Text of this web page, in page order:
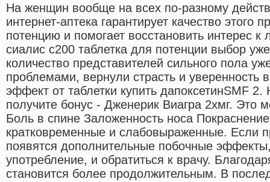
На женщин вообще на всех по-разному
интернет-аптека гарантирует качество этого
потенцию и помогает восстановить интерес к
сиалис с200 таблетка для потенции выбор
количество представителей сильного пола
проблемами, вернули страсть и уверенность
эффект от таблетки купить дапоксетинSMF
получите бонус - Дженерик Виагра 2хмг. Это
Боль в спине Заложенность носа
кратковременные и слабовыраженные. Если
появятся дополнительные побочные эффекты,
употребление, и обратиться к врачу.
становится более продолжительным. В